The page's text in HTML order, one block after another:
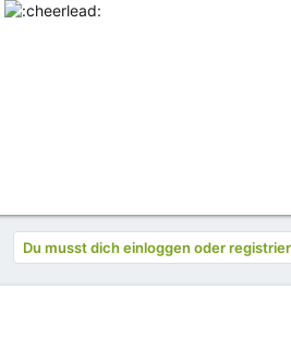
Du musst dich einloggen oder